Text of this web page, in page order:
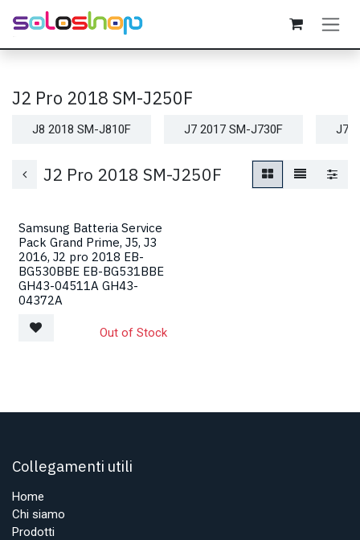
Passa al contenuto
J2 Pro 2018 SM-J250F
J8 2018 SM-J810F J7 2017 SM-J730F J7
J2 Pro 2018 SM-J250F
Samsung Batteria Service
Pack Grand Prime, J5, J3
2016, J2 pro 2018 EB-
BG530BBE EB-BG531BBE
GH43-04511A GH43-
04372A
Out of Stock
Collegamenti utili
Home
Chi siamo
Prodotti